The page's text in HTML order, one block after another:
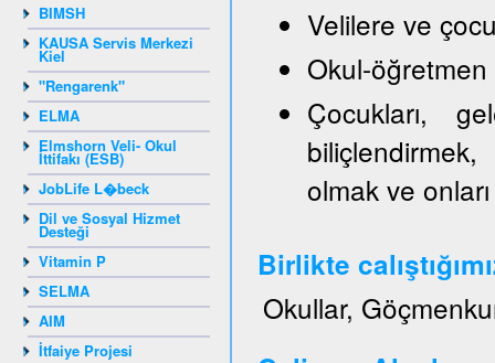
BIMSH
KAUSA Servis Merkezi
Kiel
"Rengarenk"
ELMA
Elmshorn Veli- Okul
İttifakı (ESB)
JobLife L�beck
Dil ve Sosyal Hizmet
Desteği
Vitamin P
SELMA
AIM
İtfaiye Projesi
Velilere ve
Okul-
Çocukları,
olmak ve
Birlikte
Okullar,